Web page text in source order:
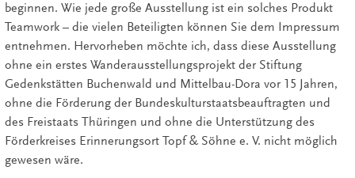
beginnen. Wie jede große Ausstellung ist ein solches Produkt
Teamwork – die vielen Beteiligten können Sie dem Impressum
entnehmen. Hervorheben möchte ich, dass diese Ausstellung
ohne ein erstes Wanderausstellungsprojekt der Stiftung
Gedenkstätten Buchenwald und Mittelbau-Dora vor 15 Jahren,
ohne die Förderung der Bundeskulturstaatsbeauftragten und
des Freistaats Thüringen und ohne die Unterstützung des
Förderkreises Erinnerungsort Topf & Söhne e. V. nicht möglich
gewesen wäre.